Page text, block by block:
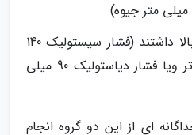
افرادی که فشار خون بالا داشتند (فشار سیستولیک 140
میلی متر جیوه یا بالاتر ویا فشار دیاستولیک 90 میلی
ای از این دو گروه انجام